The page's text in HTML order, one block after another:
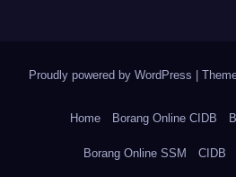
Proudly powered by WordPress |
Home Borang Online CIDB
Borang Online SSM CIDB